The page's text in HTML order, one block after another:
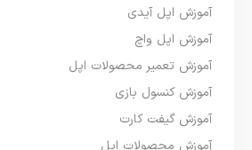
آموزش اپل آیدی
آموزش اپل واچ
آموزش تعمیر محصولات اپل
آموزش کنسول بازی
آموزش گیفت کارت
آموزش محصولات اپل